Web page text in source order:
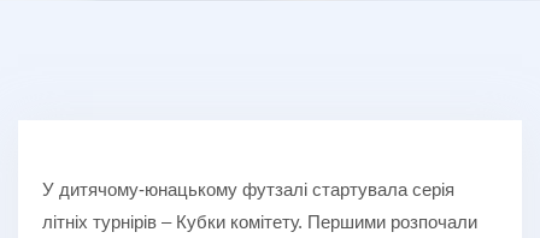
У дитячому-юнацькому футзалі стартувала серія
літніх турнірів – Кубки комітету. Першими розпочали